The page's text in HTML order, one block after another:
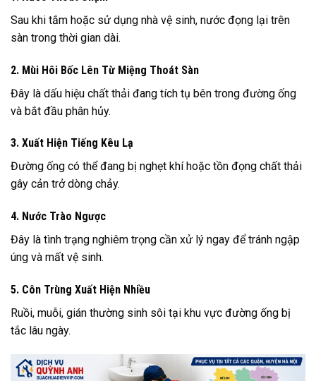
Sau khi tắm hoặc sử dụng nhà vệ sinh, nước đọng lại trên
sàn trong thời gian dài.
2. Mùi Hôi Bốc Lên Từ Miệng Thoát Sàn
Đây là dấu hiệu chất thải đang tích tụ bên trong đường ống
và bắt đầu phân hủy.
3. Xuất Hiện Tiếng Kêu Lạ
Đường ống có thể đang bị nghẹt khí hoặc tồn đọng chất thải
gây cản trở dòng chảy.
4. Nước Trào Ngược
Đây là tình trạng nghiêm trọng cần xử lý ngay để tránh ngập
úng và mất vệ sinh.
5. Côn Trùng Xuất Hiện Nhiều
Ruồi, muỗi, gián thường sinh sôi tại khu vực đường ống bị
tắc lâu ngày.